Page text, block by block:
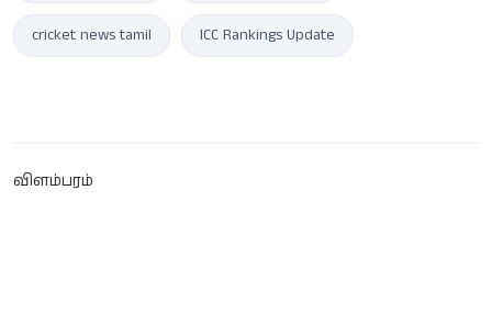
cricket news tamil ICC Rankings Update
விளம்பரம்